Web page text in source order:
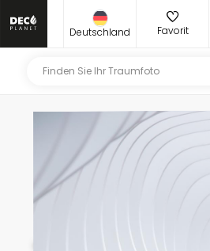
Deutschland Favorit